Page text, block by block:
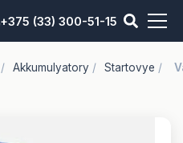
+375 (33) 300-51-15
/ Akkumulyatory / Startovye /